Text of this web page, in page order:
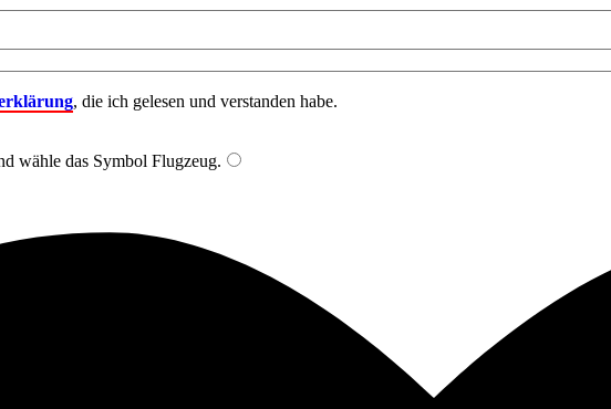
, die ich gelesen und verstanden habe.
wähle das Symbol Flugzeug.